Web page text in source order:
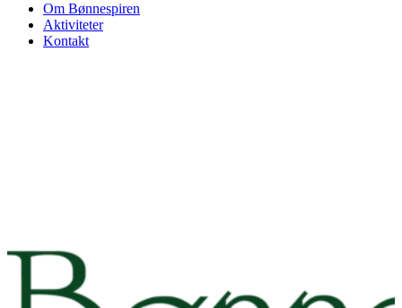
Om Bønnespiren
Aktiviteter
Kontakt